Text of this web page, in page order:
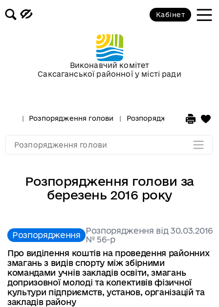
Виконавчий комітет
Саксаганської районної у місті ради
Кабінет
Розпорядження голови Розпорядження за 2016
Розпорядження голови за
березень 2016 року
Розпорядження Розпорядження від 30.03.2016
№ 56-р
Про виділення коштів на проведення районних
змагань з видів спорту між збірними
командами учнів закладів освіти, змагань
допризовної молоді та колективів фізичної
культури підприємств, установ, організацій та
закладів району
Розпорядження голови
Розпорядження голови за лютий
Розпорядження голови за